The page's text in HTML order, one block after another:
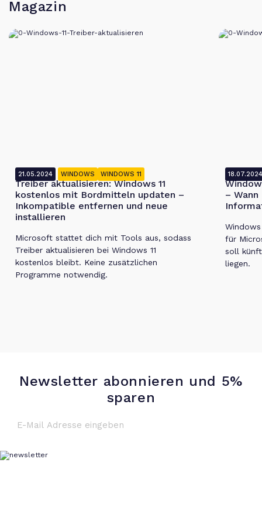
Magazin
21.05.2024 WINDOWS WINDOWS 11
Treiber aktualisieren: Windows 11
kostenlos mit Bordmitteln updaten –
Inkompatible entfernen und neue
installieren
Microsoft stattet dich mit Tools aus, sodass
Treiber aktualisieren bei Windows 11
kostenlos bleibt. Keine zusätzlichen
Programme notwendig.
–
für
soll
liegen.
Newsletter abonnieren und 5%
sparen